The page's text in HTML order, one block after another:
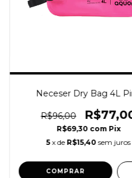
Neceser Dry Bag 4L
R$96,00
R$69,30 com Pix
5 x de R$15,40 sem juros